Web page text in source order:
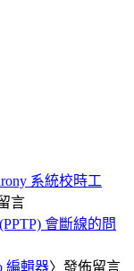
系統校時工
言
會斷線的問
編輯器〉發佈留言